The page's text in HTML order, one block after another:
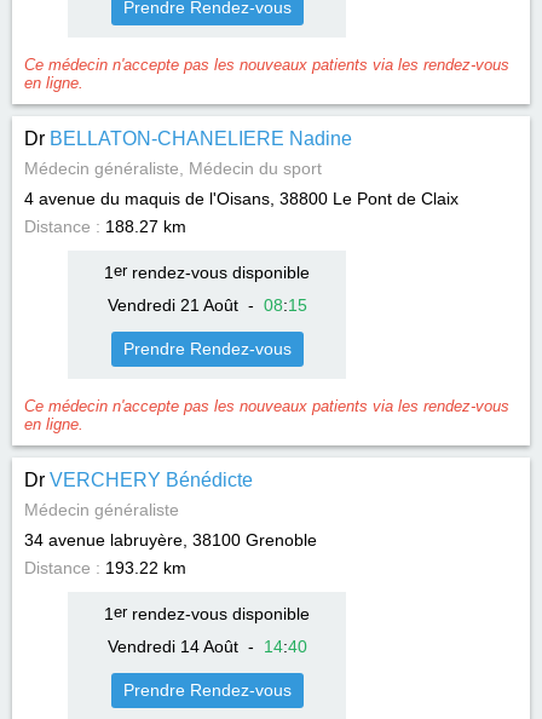
Prendre Rendez-vous
Ce médecin n'accepte pas les nouveaux patients via les rendez-vous
en ligne.
Dr BELLATON-CHANELIERE Nadine
Médecin généraliste, Médecin du sport
4 avenue du maquis de l'Oisans, 38800 Le Pont de Claix
Distance : 188.27 km
1 errendez-vous disponible
Vendredi 21 Août- 08:15
Prendre Rendez-vous
Ce médecin n'accepte pas les nouveaux patients via les rendez-vous
en ligne.
Dr VERCHERY Bénédicte
Médecin généraliste
34 avenue labruyère, 38100 Grenoble
Distance : 193.22 km
1 errendez-vous disponible
Vendredi 14 Août- 14:40
Prendre Rendez-vous